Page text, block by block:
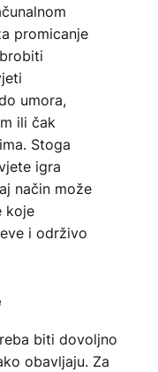
promicanje
umora,
ili čak
Stoga
igra
način može
koje
i održivo
biti dovoljno
obavljaju. Za